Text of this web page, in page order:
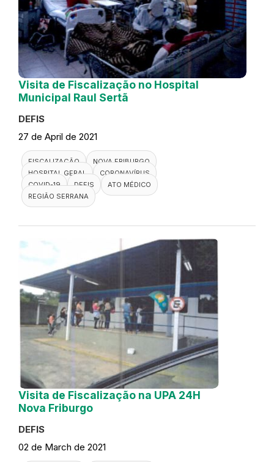
Visita de Fiscalização no Hospital
Municipal Raul Sertã
DEFIS
27 de April de 2021
FISCALIZAÇÃO
NOVA FRIBURGO
HOSPITAL GERAL
CORONAVÍRUS
COVID-19
DEFIS
ATO MÉDICO
REGIÃO SERRANA
Visita de Fiscalização na UPA 24H
Nova Friburgo
DEFIS
02 de March de 2021